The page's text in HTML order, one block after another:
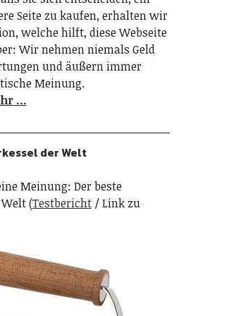
Seite zu kaufen, erhalten wir
welche hilft, diese Webseite
Wir nehmen niemals Geld
und äußern immer
Meinung.
…
der Welt
Meinung: Der beste
(Testbericht/ Link zu